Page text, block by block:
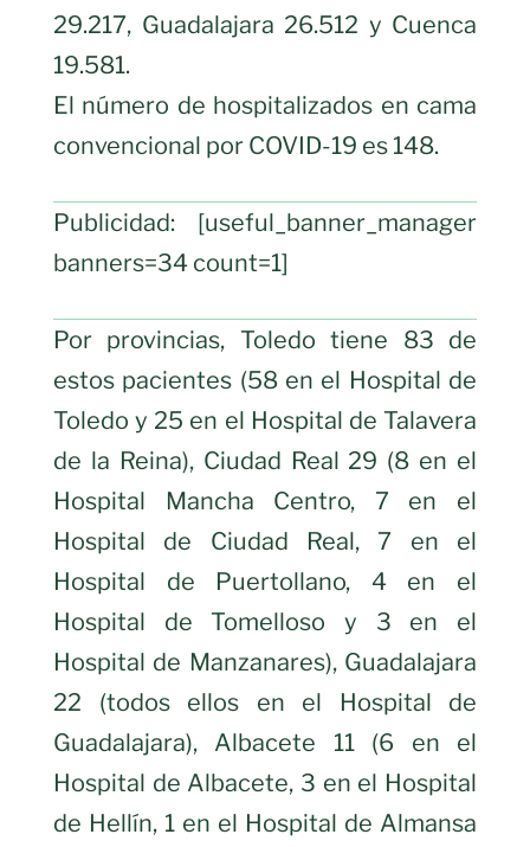
29.217, Guadalajara 26.512 y Cuenca
19.581.
El número de hospitalizados en cama
convencional por COVID-19 es 148.
Publicidad: [useful_banner_manager
banners=34 count=1]
Por provincias, Toledo tiene 83 de
estos pacientes (58 en el Hospital de
Toledo y 25 en el Hospital de Talavera
de la Reina), Ciudad Real 29 (8 en el
Hospital Mancha Centro, 7 en el
Hospital de Ciudad Real, 7 en el
Hospital de Puertollano, 4 en el
Hospital de Tomelloso y 3 en el
Hospital de Manzanares), Guadalajara
22 (todos ellos en el Hospital de
Guadalajara), Albacete 11 (6 en el
Hospital de Albacete, 3 en el Hospital
de Hellín, 1 en el Hospital de Almansa